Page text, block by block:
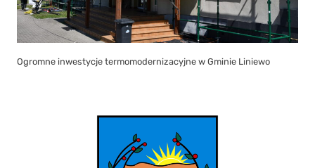
Ogromne inwestycje termomodernizacyjne w Gminie Liniewo